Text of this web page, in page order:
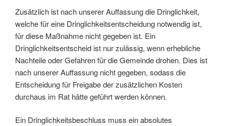
Zusätzlich ist nach unserer Auffassung die Dringlichkeit,
welche für eine Dringlichkeitsentscheidung notwendig ist,
für diese Maßnahme nicht gegeben ist. Ein
Dringlichkeitsentscheid ist nur zulässig, wenn erhebliche
Nachteile oder Gefahren für die Gemeinde drohen. Dies ist
nach unserer Auffassung nicht gegeben, sodass die
Entscheidung für Freigabe der zusätzlichen Kosten
durchaus im Rat hätte geführt werden können.
Ein Dringlichkeitsbeschluss muss ein absolutes